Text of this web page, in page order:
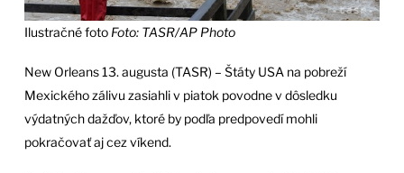
Ilustračné foto Foto: TASR/AP Photo
New Orleans 13. augusta (TASR) – Štáty USA na pobreží
Mexického zálivu zasiahli v piatok povodne v dôsledku
výdatných dažďov, ktoré by podľa predpovedí mohli
pokračovať aj cez víkend.